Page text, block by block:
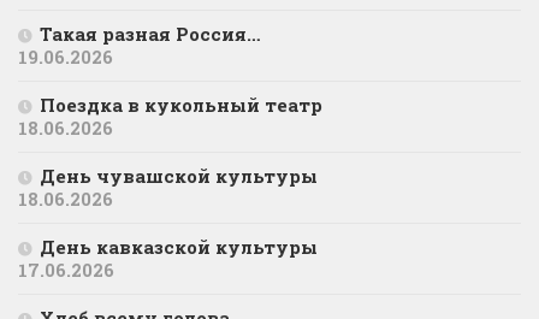
Такая разная Россия…
19.06.2026
Поездка в кукольный театр
18.06.2026
День чувашской культуры
18.06.2026
День кавказской культуры
17.06.2026